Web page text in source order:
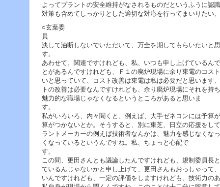
よってプラントの安全維持がなされるものだというふうに認
対策も含めてしっかりとした適切な対応を行ってまいりたい
○玄葉委
決して油断しないでいただいて、万全を期してもらいたいと
あわせて、関連ですけれども、私、いつも申し上げているん
とがあるんですけれども、Ｆ１の廃炉現場に余り東電のコス
いと思っていて、コスト改善は東電は私は必要だと思います
トの改善は必要なんですけれども、余り廃炉現場にそれを持
魅力的な職場じゃなくなるというところがあると思いま
私がいろいろ、内々聞くと、例えば、大手ゼネコンには予算
算がつかないとか。そうすると、別に東芝、日立の応援をし
ラントメーカーの例えば技術者なんかは、魅力を感じなくな
くなっているというんですね。私、ちょっと心配で
この間、更田さんとも議論したんですけれども、規制委員長
ているんじゃないかと申し上げて、更田さんもおっしゃって
いんですけれども、一定の評価をしますけれども、技術力の